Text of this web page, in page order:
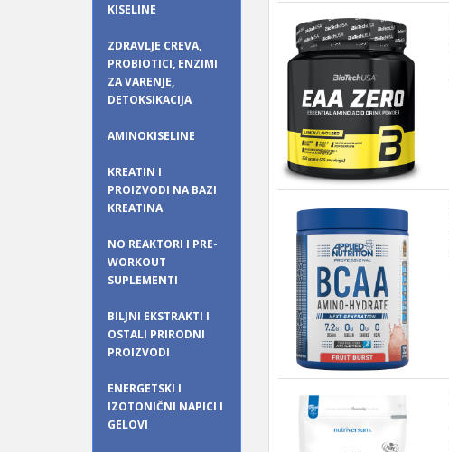
KISELINE
ZDRAVLJE CREVA,
PROBIOTICI, ENZIMI
ZA VARENJE,
DETOKSIKACIJA
AMINOKISELINE
KREATIN I
PROIZVODI NA BAZI
KREATINA
NO REAKTORI I PRE-
WORKOUT
SUPLEMENTI
BILJNI EKSTRAKTI I
OSTALI PRIRODNI
PROIZVODI
ENERGETSKI I
IZOTONIČNI NAPICI I
GELOVI